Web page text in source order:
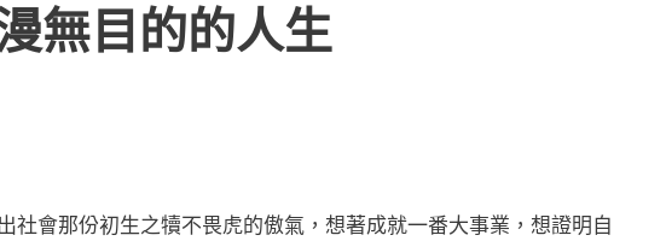
無目的的人生
社會那份初生之犢不畏虎的傲氣，想著成就一番大事業，想證明自